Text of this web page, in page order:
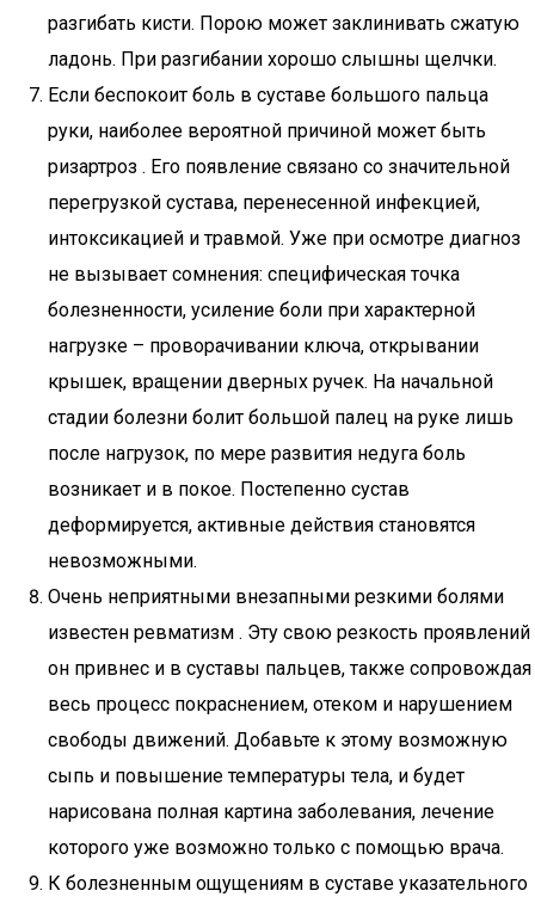
разгибать кисти. Порою может заклинивать сжатую
ладонь. При разгибании хорошо слышны щелчки.
Если беспокоит боль в суставе большого пальца
руки, наиболее вероятной причиной может быть
ризартроз . Его появление связано со значительной
перегрузкой сустава, перенесенной инфекцией,
интоксикацией и травмой. Уже при осмотре диагноз
не вызывает сомнения: специфическая точка
болезненности, усиление боли при характерной
нагрузке – проворачивании ключа, открывании
крышек, вращении дверных ручек. На начальной
стадии болезни болит большой палец на руке лишь
после нагрузок, по мере развития недуга боль
возникает и в покое. Постепенно сустав
деформируется, активные действия становятся
невозможными.
Очень неприятными внезапными резкими болями
известен ревматизм . Эту свою резкость проявлений
он привнес и в суставы пальцев, также сопровождая
весь процесс покраснением, отеком и нарушением
свободы движений. Добавьте к этому возможную
сыпь и повышение температуры тела, и будет
нарисована полная картина заболевания, лечение
которого уже возможно только с помощью врача.
К болезненным ощущениям в суставе указательного